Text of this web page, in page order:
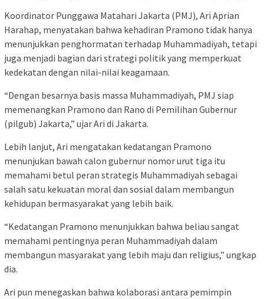
Koordinator Punggawa Matahari Jakarta (PMJ), Ari Aprian
Harahap, menyatakan bahwa kehadiran Pramono tidak hanya
menunjukkan penghormatan terhadap Muhammadiyah, tetapi
juga menjadi bagian dari strategi politik yang memperkuat
kedekatan dengan nilai-nilai keagamaan.
“Dengan besarnya basis massa Muhammadiyah, PMJ siap
memenangkan Pramono dan Rano di Pemilihan Gubernur
(pilgub) Jakarta,” ujar Ari di Jakarta.
Lebih lanjut, Ari mengatakan kedatangan Pramono
menunjukan bawah calon gubernur nomor urut tiga itu
memahami betul peran strategis Muhammadiyah sebagai
salah satu kekuatan moral dan sosial dalam membangun
kehidupan bermasyarakat yang lebih baik.
“Kedatangan Pramono menunjukkan bahwa beliau sangat
memahami pentingnya peran Muhammadiyah dalam
membangun masyarakat yang lebih maju dan religius,” ungkap
dia.
Ari pun menegaskan bahwa kolaborasi antara pemimpin